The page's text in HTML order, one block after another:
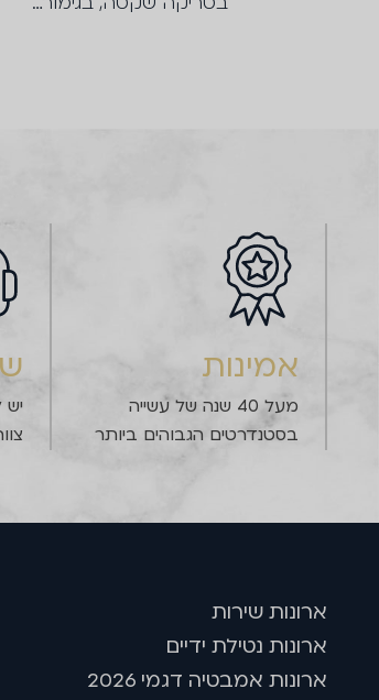
אמינות
מעל 40 שנה של עשייה
בסטנדרטים הגבוהים ביותר
יש
ארונות שירות
ארונות נטילת ידיים
ארונות אמבטיה דגמי 2026